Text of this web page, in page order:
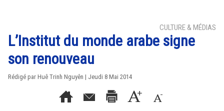
CULTURE & MÉDIAS
L’Institut du monde arabe signe
son renouveau
Rédigé par Huê Trinh Nguyên | Jeudi 8 Mai 2014